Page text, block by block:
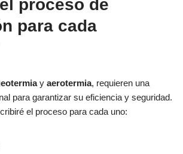
proceso de
para cada
y aerotermia, requieren una
para garantizar su eficiencia y seguridad.
el proceso para cada uno: